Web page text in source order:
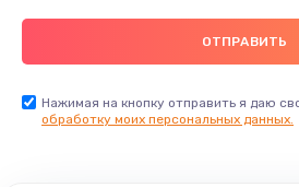
Нажимая на кнопку отправить я даю
обработку моих персональных данных.